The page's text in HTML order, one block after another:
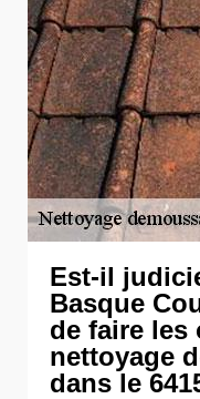
Est-il
Basque
de faire les
nettoyage
dans le